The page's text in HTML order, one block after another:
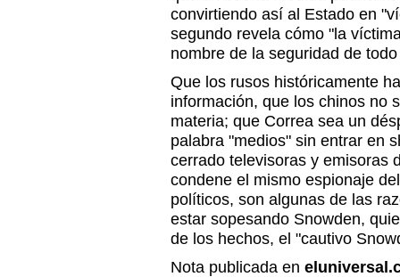
convirtiendo así al Estado en
segundo revela cómo "la
nombre de la seguridad de
Que los rusos históricamente
información, que los chinos no
materia; que Correa sea un
palabra "medios" sin entrar en
cerrado televisoras y emisoras
condene el mismo espionaje
políticos, son algunas de las
estar sopesando Snowden,
de los hechos, el "cautivo
Nota publicada en